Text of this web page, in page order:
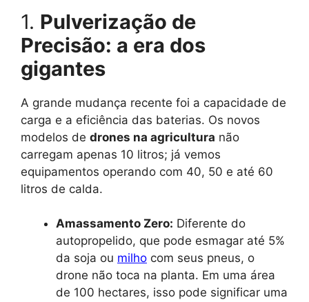
1. Pulverização de
Precisão: a era dos
gigantes
A grande mudança recente foi a capacidade de
carga e a eficiência das baterias. Os novos
modelos de drones na agricultura não
carregam apenas 10 litros; já vemos
equipamentos operando com 40, 50 e até 60
litros de calda.
Amassamento Zero: Diferente do
autopropelido, que pode esmagar até 5%
da soja ou milho com seus pneus, o
drone não toca na planta. Em uma área
de 100 hectares, isso pode significar uma